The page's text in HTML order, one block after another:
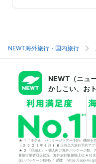
NEWT海外旅行・国内旅行
NEWT（ニュー
かしこい、お
*1「ホテル・パッケージツアー予約」機能を
（2025年6月18日時点の旅行予約アプリ
*2「品揃え」＝個人向け海外パッケージ
要旅行業者取扱状況」海外旅行取扱額上位4社
扱いパッケージ数No.1調査：https://